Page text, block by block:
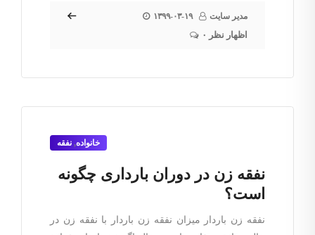
مدیر سایت ۱۳۹۹-۰۳-۱۹
۰ اظهار نظر
خانواده, نفقه
نفقه زن در دوران بارداری چگونه
است؟
نفقه زن باردار میزان نفقه زن باردار با نفقه زن در